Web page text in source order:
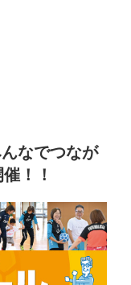
なでつなが
！！